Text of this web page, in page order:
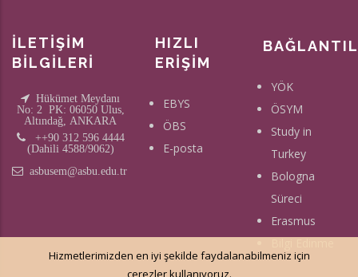
İLETİŞİM
BİLGİLERİ
Hükümet Meydanı
No: 2 PK: 06050 Ulus,
Altındağ, ANKARA
++90 312 596 4444
(Dahili 4588/9062)
asbusem@asbu.edu.tr
HIZLI
ERİŞİM
EBYS
ÖBS
E-posta
YÖK
ÖSYM
Study in
Turkey
Bologna
Süreci
Erasmus
Hizmetlerimizden en iyi şekilde faydalanabilmeniz için
çerezler kullanıyoruz.